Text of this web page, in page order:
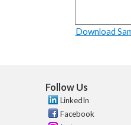
Download
Follow Us
LinkedIn
Facebook